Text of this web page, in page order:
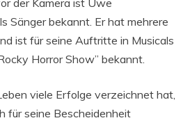
Sänger bekannt. Er hat mehrere
ist für seine Auftritte in Musicals
Horror Show” bekannt.
viele Erfolge verzeichnet hat,
für seine Bescheidenheit